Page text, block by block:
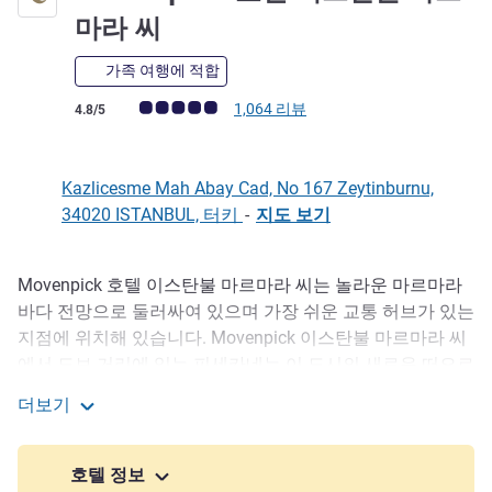
마라 씨
가족 여행에 적합
고객 평점 (ALL 평가)
4.8/5 1,064 리뷰
Kazlicesme Mah Abay Cad, No 167 Zeytinburnu,
34020 ISTANBUL, 터키
- 지도 보기
호텔설명
Movenpick 호텔 이스탄불 마르마라 씨는 놀라운 마르마라
바다 전망으로 둘러싸여 있으며 가장 쉬운 교통 허브가 있는
지점에 위치해 있습니다. Movenpick 이스탄불 마르마라 씨
허브의 편리함과 함께 이스탄불의 아름다운 역사와 아름다
움을 탐험해 보세요. Movenpick 이스탄불 마르마라 해는 마
르마라이 역에서 도보로 이동할 수 있는 거리에 있습니다.
더보기
호텔 정보